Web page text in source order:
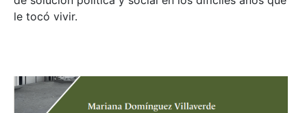
le tocó vivir.